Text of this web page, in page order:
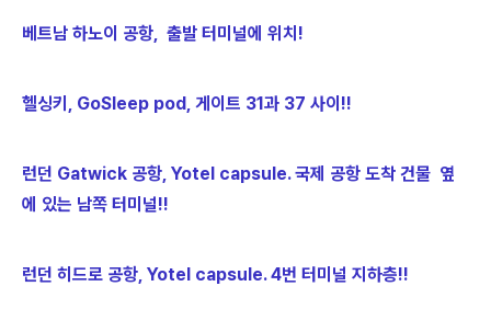
베트남 하노이 공항, 출발 터미널에 위치!
헬싱키, GoSleep pod, 게이트 31과 37 사이!!
런던 Gatwick 공항, Yotel capsule. 국제 공항 도착 건물 옆
에 있는 남쪽 터미널!!
런던 히드로 공항, Yotel capsule. 4번 터미널 지하층!!